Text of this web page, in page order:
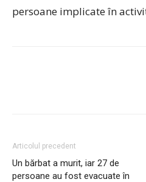
persoane implicate în
Articolul precedent
Un bărbat a murit, iar 27 de
persoane au fost evacuate în